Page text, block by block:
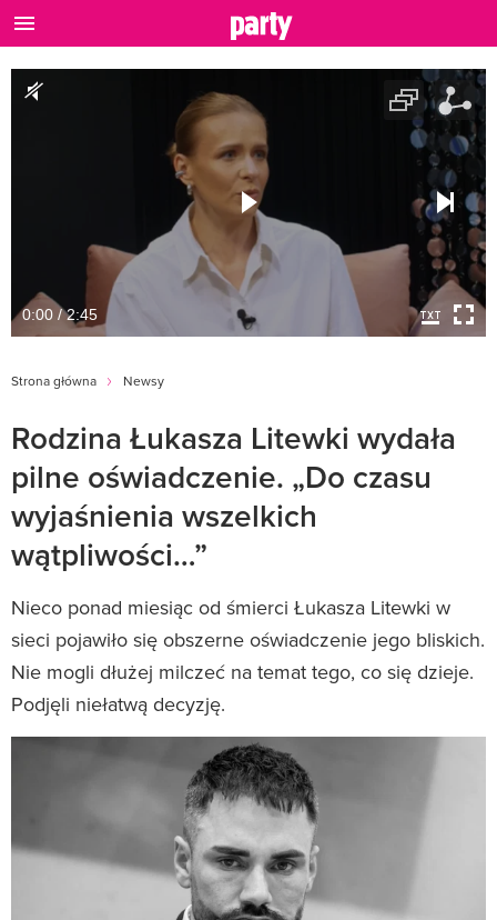
0:00 / 2:45
Strona główna Newsy
Rodzina Łukasza Litewki wydała
pilne oświadczenie. „Do czasu
wyjaśnienia wszelkich
wątpliwości…”
Nieco ponad miesiąc od śmierci Łukasza Litewki w
sieci pojawiło się obszerne oświadczenie jego bliskich.
Nie mogli dłużej milczeć na temat tego, co się dzieje.
Podjęli niełatwą decyzję.